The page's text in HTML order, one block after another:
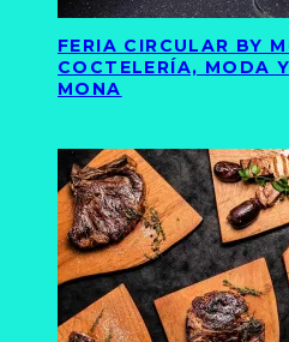
FERIA CIRCULAR BY
COCTELERÍA, MODA
MONA